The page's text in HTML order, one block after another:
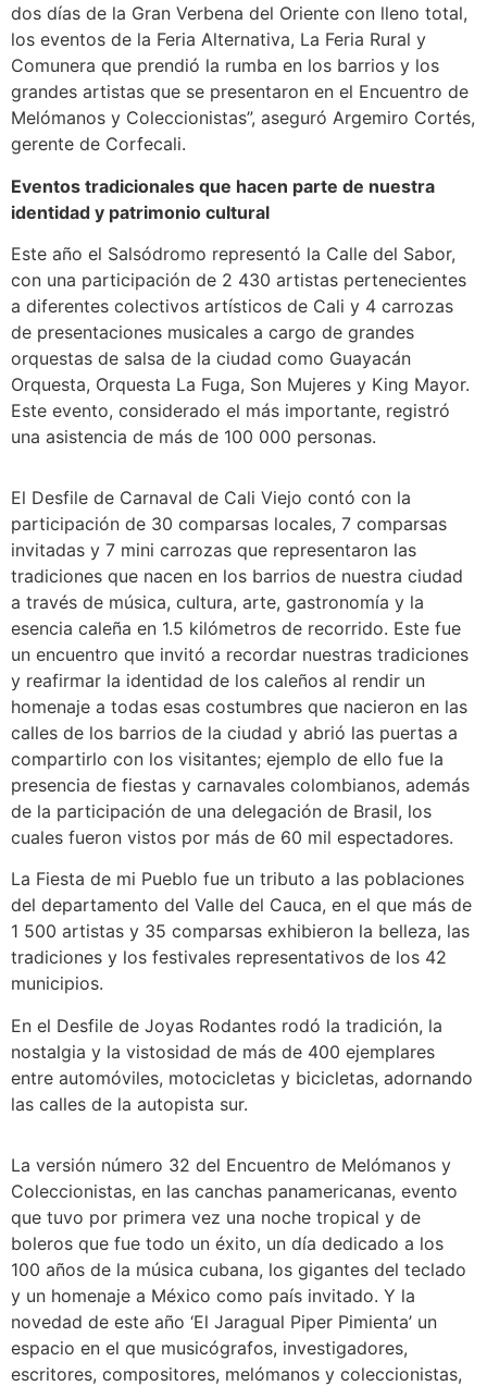
dos días de la Gran Verbena del Oriente con lleno total,
los eventos de la Feria Alternativa, La Feria Rural y
Comunera que prendió la rumba en los barrios y los
grandes artistas que se presentaron en el Encuentro de
Melómanos y Coleccionistas”, aseguró Argemiro Cortés,
gerente de Corfecali.
Eventos tradicionales que hacen parte de nuestra
identidad y patrimonio cultural
Este año el Salsódromo representó la Calle del Sabor,
con una participación de 2 430 artistas pertenecientes
a diferentes colectivos artísticos de Cali y 4 carrozas
de presentaciones musicales a cargo de grandes
orquestas de salsa de la ciudad como Guayacán
Orquesta, Orquesta La Fuga, Son Mujeres y King Mayor.
Este evento, considerado el más importante, registró
una asistencia de más de 100 000 personas.
El Desfile de Carnaval de Cali Viejo contó con la
participación de 30 comparsas locales, 7 comparsas
invitadas y 7 mini carrozas que representaron las
tradiciones que nacen en los barrios de nuestra ciudad
a través de música, cultura, arte, gastronomía y la
esencia caleña en 1.5 kilómetros de recorrido. Este fue
un encuentro que invitó a recordar nuestras tradiciones
y reafirmar la identidad de los caleños al rendir un
homenaje a todas esas costumbres que nacieron en las
calles de los barrios de la ciudad y abrió las puertas a
compartirlo con los visitantes; ejemplo de ello fue la
presencia de fiestas y carnavales colombianos, además
de la participación de una delegación de Brasil, los
cuales fueron vistos por más de 60 mil espectadores.
La Fiesta de mi Pueblo fue un tributo a las poblaciones
del departamento del Valle del Cauca, en el que más de
1 500 artistas y 35 comparsas exhibieron la belleza, las
tradiciones y los festivales representativos de los 42
municipios.
En el Desfile de Joyas Rodantes rodó la tradición, la
nostalgia y la vistosidad de más de 400 ejemplares
entre automóviles, motocicletas y bicicletas, adornando
las calles de la autopista sur.
La versión número 32 del Encuentro de Melómanos y
Coleccionistas, en las canchas panamericanas, evento
que tuvo por primera vez una noche tropical y de
boleros que fue todo un éxito, un día dedicado a los
100 años de la música cubana, los gigantes del teclado
y un homenaje a México como país invitado. Y la
novedad de este año ‘El Jaragual Piper Pimienta’ un
espacio en el que musicógrafos, investigadores,
escritores, compositores, melómanos y coleccionistas,